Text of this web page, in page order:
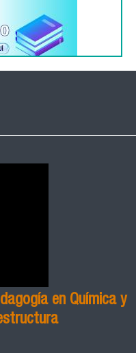
en Química y